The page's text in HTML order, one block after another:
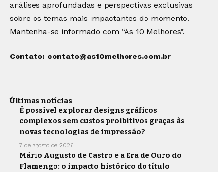
análises aprofundadas e perspectivas exclusivas
sobre os temas mais impactantes do momento.
Mantenha-se informado com “As 10 Melhores”.
Contato: contato@as10melhores.com.br
Últimas notícias
É possível explorar designs gráficos
complexos sem custos proibitivos graças às
novas tecnologias de impressão?
7 de agosto de 2026
Mário Augusto de Castro e a Era de Ouro do
Flamengo: o impacto histórico do título